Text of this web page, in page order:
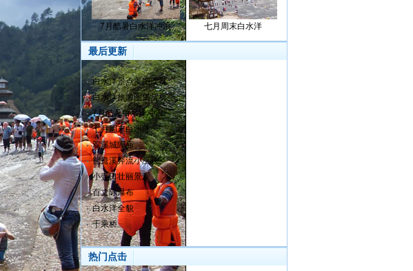
7月酷暑白水洋冲浪 七月周末白水洋
最后更新
白水洋景点美图欣赏
白水洋旅游图集赏析
7月酷暑白水洋冲浪
七月周末白水洋
双溪城隍庙
鸳鸯溪奔流小巫峡
小壶口壮丽景观
百丈际瀑布
白水洋全貌
千乘桥
热门点击